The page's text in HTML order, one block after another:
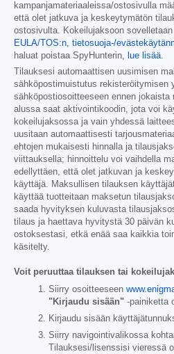
kampanjamateriaaleissa/ostosivulla
että olet jatkuva ja keskeytymätön
ostosivulta. Kokeilujaksoon
EULA/TOS:n, tietosuoja-/
haluat poistaa SpyHunterin, lue lisää.
Tilauksesi automaattisen uusimisen
sähköpostimuistutus rekisteröitymisen
sähköpostiosoitteeseen ennen
alussa saat aktivointikoodin, jota voi
kokeilujaksossa ja vain yhdessä
uusitaan automaattisesti
ehtojen mukaisesti hinnalla ja
viittauksella; hinnoittelu voi vaihdella
edellyttäen, että olet jatkuvan ja
käyttäjä. Maksullisen tilauksen
käyttää tuotteitaan maksetun
saada hyvityksen kuluvasta
tilaus ja haettava hyvitystä 30 päivän
ostoksestasi, etkä enää saa kaikkia
käsitelty.
Voit peruuttaa tilauksen tai
Siirry osoitteeseen
"Kirjaudu sisään" -painiketta
Kirjaudu sisään
Siirry navigointivalikossa
Tilauksesi/lisenssisi vieressä